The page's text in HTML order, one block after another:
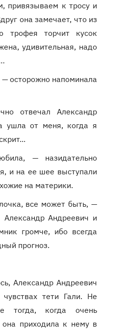
привязываем к тросу и
она замечает, что из
трофея торчит кусок
удивительная, надо
осторожно напоминала
отвечал Александр
ушла от меня, когда я
— назидательно
и на ее шее выступали
на материки.
все может быть, —
Александр Андреевич и
громче, ибо всегда
прогноз.
Александр Андреевич
тети Гали. Не
тогда, когда очень
приходила к нему в